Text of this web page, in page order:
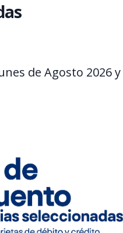
de Agosto 2026